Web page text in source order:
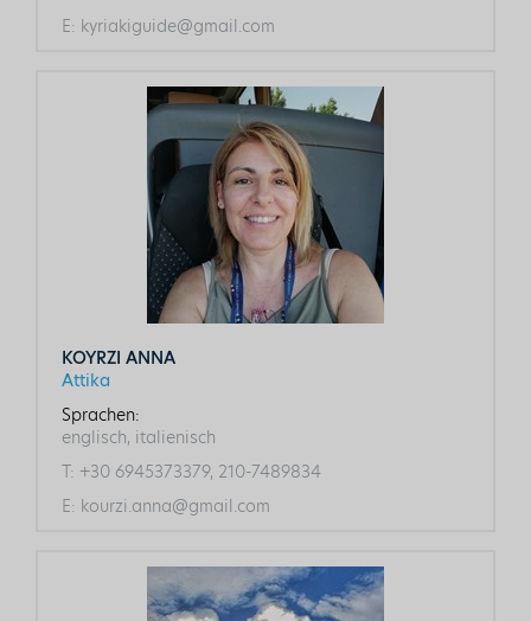
E: kyriakiguide@gmail.com
KOYRZI ANNA
Attika
Sprachen:
englisch, italienisch
T: +30 6945373379, 210-7489834
E: kourzi.anna@gmail.com